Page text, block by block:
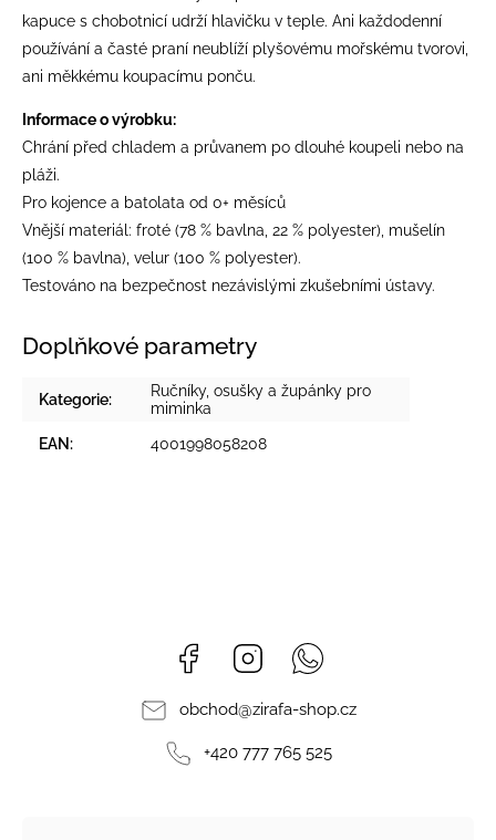
kapuce s chobotnicí udrží hlavičku v teple. Ani každodenní
používání a časté praní neublíží plyšovému mořskému tvorovi,
ani měkkému koupacímu ponču.
Informace o výrobku:
Chrání před chladem a průvanem po dlouhé koupeli nebo na
pláži.
Pro kojence a batolata od 0+ měsíců
Vnější materiál: froté (78 % bavlna, 22 % polyester), mušelín
(100 % bavlna), velur (100 % polyester).
Testováno na bezpečnost nezávislými zkušebními ústavy.
Doplňkové parametry
Kategorie:
Ručníky, osušky a župánky pro
miminka
EAN: 4001998058208
Facebook Instagram
obchod@zirafa-shop.cz
+420 777 765 525